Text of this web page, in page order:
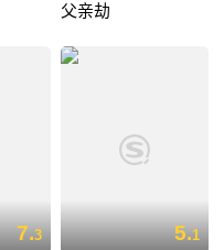
父亲劫
7.3 5.1